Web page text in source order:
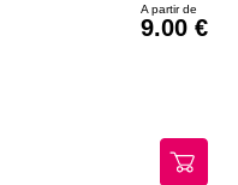
A partir de
9.00